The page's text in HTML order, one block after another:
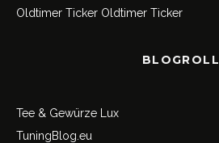
Oldtimer Ticker Oldtimer Ticker
BLOGROLL
Tee & Gewürze Lux
TuningBlog.eu